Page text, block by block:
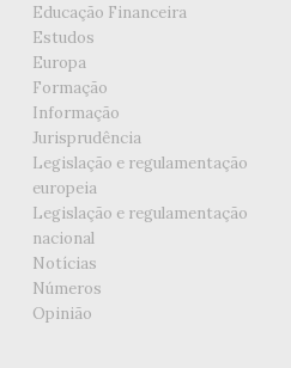
Educação Financeira
Estudos
Europa
Formação
Informação
Jurisprudência
Legislação e regulamentação
europeia
Legislação e regulamentação
nacional
Notícias
Números
Opinião